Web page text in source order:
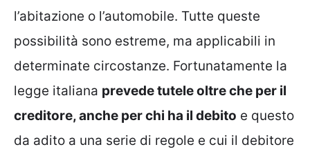
l’abitazione o l’automobile. Tutte queste
possibilità sono estreme, ma applicabili in
determinate circostanze. Fortunatamente la
legge italiana prevede tutele oltre che per il
creditore, anche per chi ha il debito e questo
da adito a una serie di regole e cui il debitore